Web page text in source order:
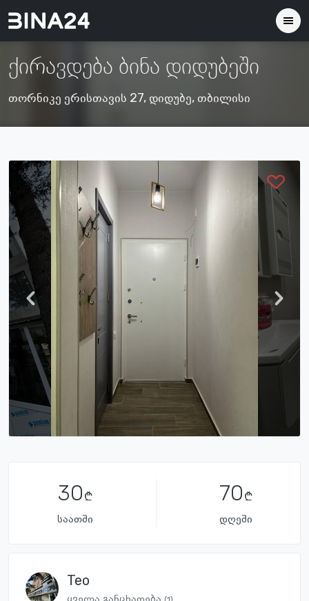
ქირავდება ბინა დიდუბეში
თორნიკე ერისთავის 27, დიდუბე, თბილისი
30
საათში
70
დღეში
Teo